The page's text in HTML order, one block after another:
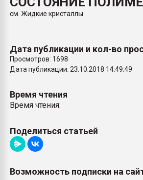
см. Жидкие кристаллы
Дата публикации и кол-во
Просмотров: 1698
Дата публикации: 23.10.2018 14:49:49
Время чтения
Время чтения:
Поделиться статьей
Возможность подписки на